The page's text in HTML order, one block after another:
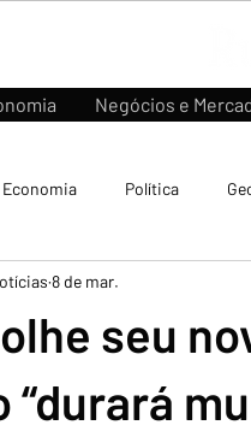
Negócios e
Economia Política
seu
“durará
8 de mar.